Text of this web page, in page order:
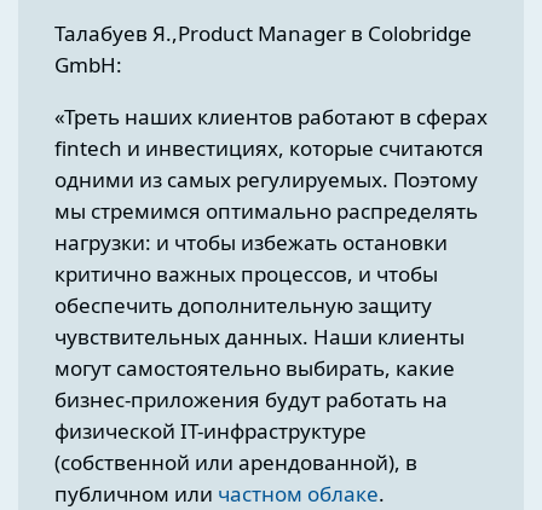
Талабуев Я.,Product Manager в Colobridge
GmbH:
«Треть наших клиентов работают в сферах
fintech и инвестициях, которые считаются
одними из самых регулируемых. Поэтому
мы стремимся оптимально распределять
нагрузки: и чтобы избежать остановки
критично важных процессов, и чтобы
обеспечить дополнительную защиту
чувствительных данных. Наши клиенты
могут самостоятельно выбирать, какие
бизнес-приложения будут работать на
физической IT-инфраструктуре
(собственной или арендованной), в
публичном или частном облаке.